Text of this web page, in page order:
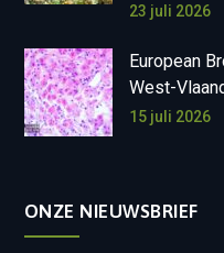
23 juli 2026
European
West-
15 juli 2026
ONZE NIEUWSBRIEF